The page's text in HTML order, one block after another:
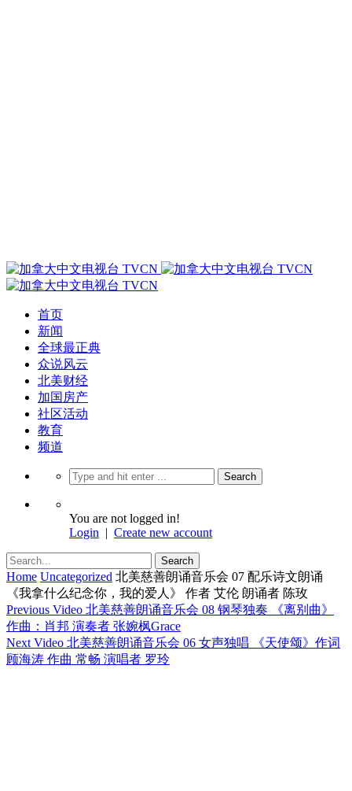
首页
新闻
全球最正典
众说风云
北美财经
加国房产
社区活动
教育
频道
You are not logged in!
Login | Create new account
Home Uncategorized 北美慈善朗诵音乐会 07 配乐诗文朗诵
《我拿什么纪念你，我的爱人》 作者 艾伦 朗诵者 陈玫
Previous Video 北美慈善朗诵音乐会 08 钢琴独奏 《离别曲》
作曲：肖邦 演奏者 张婉枫Grace
Next Video 北美慈善朗诵音乐会 06 女声独唱 《天使颂》作词
顾海涛 作曲 常畅 演唱者 罗玲